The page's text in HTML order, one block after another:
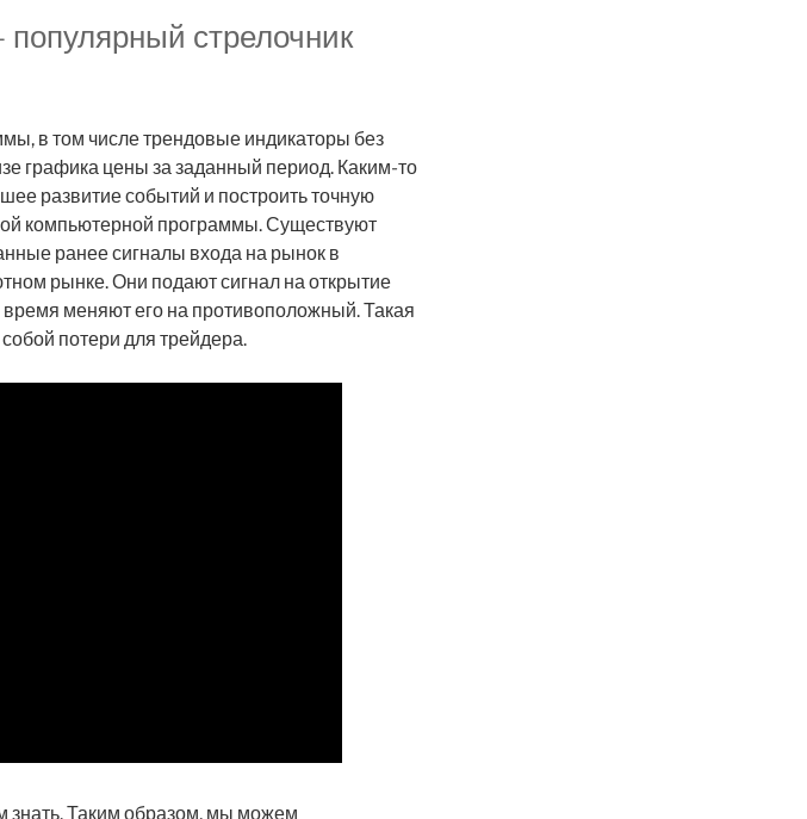
стрелочник
в том числе трендовые индикаторы без
графика цены за заданный период. Каким-то
развитие событий и построить точную
компьютерной программы. Существуют
ранее сигналы входа на рынок в
рынке. Они подают сигнал на открытие
меняют его на противоположный. Такая
потери для трейдера.
знать. Таким образом, мы можем